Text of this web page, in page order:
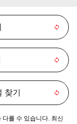
찾기
를 수 있습니다. 최신